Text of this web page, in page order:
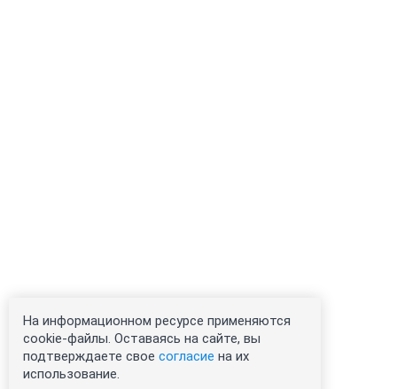
На информационном ресурсе применяются
cookie-файлы. Оставаясь на сайте, вы
подтверждаете свое согласие на их
использование.